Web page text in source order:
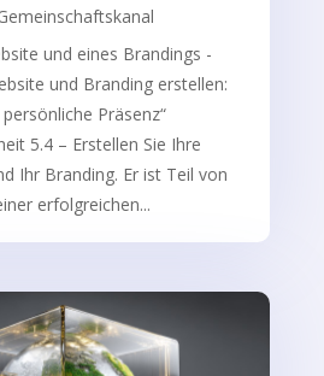
und eines Brandings -
und Branding erstellen:
Präsenz“
5.4 – Erstellen Sie Ihre
Ihr Branding. Er ist Teil von
erfolgreichen...